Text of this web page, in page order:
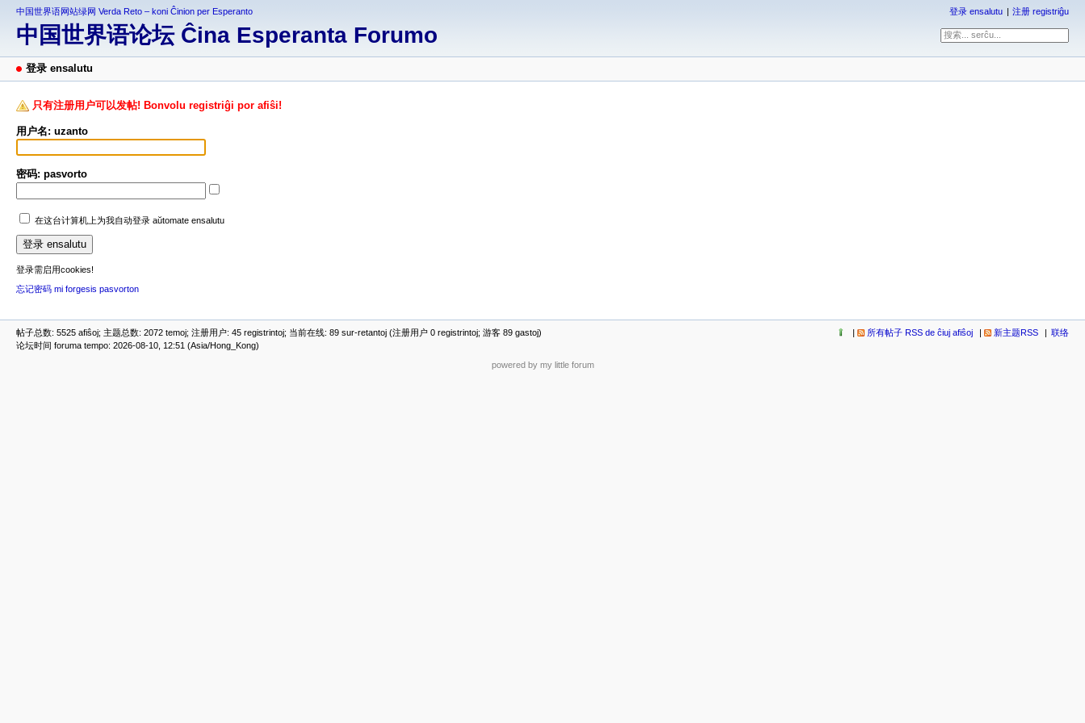
中国世界语网站绿网 Verda Reto – koni Ĉinion per Esperanto
中国世界语论坛 Ĉina Esperanta Forumo
登录 ensalutu 注册 registriĝu
登录 ensalutu
只有注册用户可以发帖! Bonvolu registriĝi por afiŝi!
用户名: uzanto
密码: pasvorto
在这台计算机上为我自动登录 aŭtomate ensalutu
登录需启用cookies!
忘记密码 mi forgesis pasvorton
帖子总数: 5525 afiŝoj; 主题总数: 2072 temoj; 注册用户: 45 registrintoj; 当前在线: 89 sur-retantoj (注册用户 0 registrintoj; 游客 89 gastoj)
论坛时间 foruma tempo: 2026-08-10, 12:51 (Asia/Hong_Kong)
所有帖子 RSS de ĉiuj afiŝoj 新主题RSS 联络
powered by my little forum